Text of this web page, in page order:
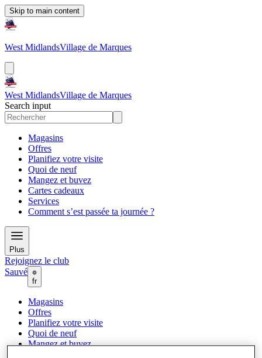
Skip to main content
West MidlandsVillage de Marques
West MidlandsVillage de Marques
Search input
Magasins
Offres
Planifiez votre visite
Quoi de neuf
Mangez et buvez
Cartes cadeaux
Services
Comment s’est passée ta journée ?
Plus
Rejoignez le club
Sauvé
fr
Magasins
Offres
Planifiez votre visite
Quoi de neuf
Mangez et buvez